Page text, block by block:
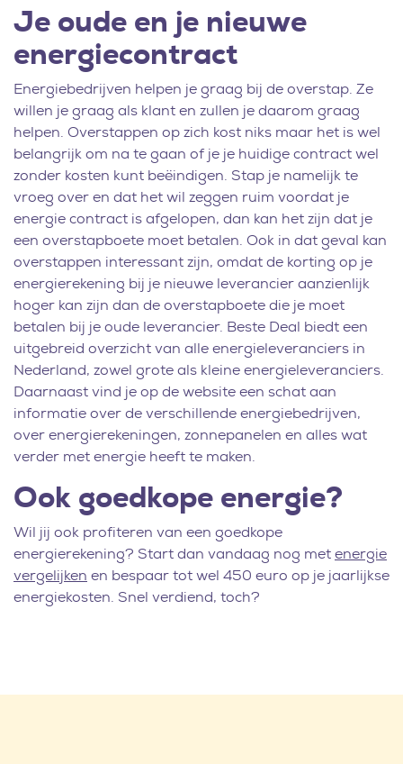
Je oude en je nieuwe
energiecontract
Energiebedrijven helpen je graag bij de overstap. Ze
willen je graag als klant en zullen je daarom graag
helpen. Overstappen op zich kost niks maar het is wel
belangrijk om na te gaan of je je huidige contract wel
zonder kosten kunt beëindigen. Stap je namelijk te
vroeg over en dat het wil zeggen ruim voordat je
energie contract is afgelopen, dan kan het zijn dat je
een overstapboete moet betalen. Ook in dat geval kan
overstappen interessant zijn, omdat de korting op je
energierekening bij je nieuwe leverancier aanzienlijk
hoger kan zijn dan de overstapboete die je moet
betalen bij je oude leverancier. Beste Deal biedt een
uitgebreid overzicht van alle energieleveranciers in
Nederland, zowel grote als kleine energieleveranciers.
Daarnaast vind je op de website een schat aan
informatie over de verschillende energiebedrijven,
over energierekeningen, zonnepanelen en alles wat
verder met energie heeft te maken.
Ook goedkope energie?
Wil jij ook profiteren van een goedkope
energierekening? Start dan vandaag nog metenergie
vergelijken en bespaar tot wel 450 euro op je jaarlijkse
energiekosten. Snel verdiend, toch?